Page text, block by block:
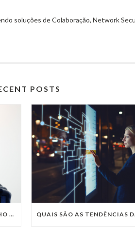
soluções de Colaboração, Network
POSTS
POTENCIALIZE O DESEMPENHO DA SUA EMPRESA COM OS SERVIÇOS DE TI DA VIVO VITA